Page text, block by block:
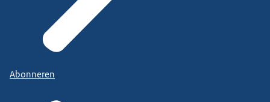
Abonneren